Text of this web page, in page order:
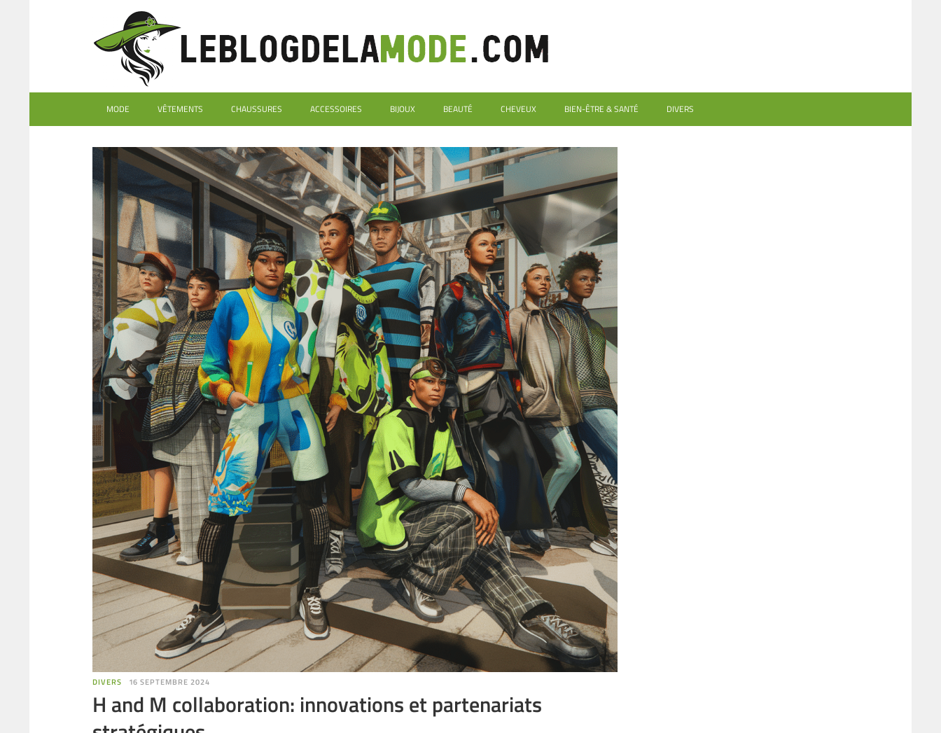
MODE VÊTEMENTS CHAUSSURES ACCESSOIRES BIJOUX BEAUTÉ CHEVEUX BIEN-ÊTRE & SANTÉ DIVERS
DIVERS 16 SEPTEMBRE 2024
H and M collaboration: innovations et partenariats